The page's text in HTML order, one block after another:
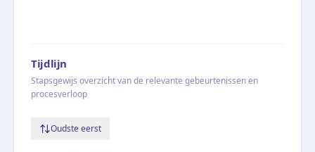
Tijdlijn
Stapsgewijs overzicht van de relevante gebeurtenissen en
procesverloop
Oudste eerst